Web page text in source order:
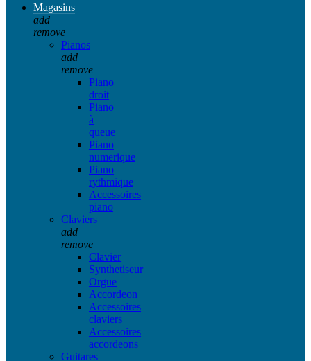
Magasins
add
remove
Pianos
add
remove
Piano
droit
Piano
à
queue
Piano
numerique
Piano
rythmique
Accessoires
piano
Claviers
add
remove
Clavier
Synthetiseur
Orgue
Accordeon
Accessoires
claviers
Accessoires
accordeons
Guitares